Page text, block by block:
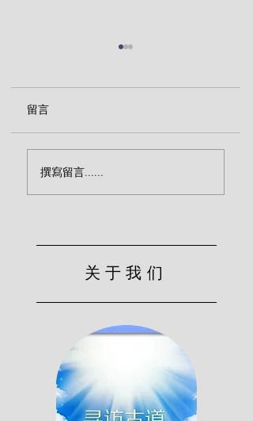
华许、提姆·康维）
留言
撰寫留言......
关于我们